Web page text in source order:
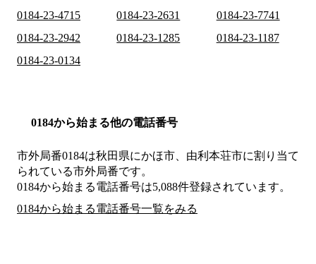
0184-23-4715
0184-23-2631
0184-23-7741
0184-23-2942
0184-23-1285
0184-23-1187
0184-23-0134
0184から始まる他の電話番号
市外局番0184は秋田県にかほ市、由利本荘市に割り当て
られている市外局番です。
0184から始まる電話番号は5,088件登録されています。
0184から始まる電話番号一覧をみる